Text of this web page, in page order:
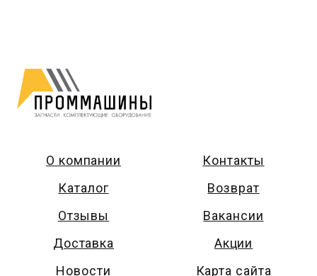
О компании
Каталог
Отзывы
Доставка
Новости
Контакты
Возврат
Вакансии
Акции
Карта сайта